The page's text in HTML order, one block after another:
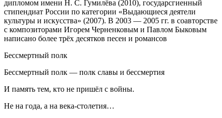
дипломом имени Н. С. Гумилёва (2010), государсгиенный
стипендиат России по категории «Выдающиеся деятели
культуры и искусства» (2007). В 2003 — 2005 гг. в соавторстве
с композиторами Игорем Черненковым и Павлом Быковым
написано более трёх десятков песен и романсов
Бессмертный полк
Бессмертный полк — полк славы и бессмертия
И память тем, кто не пришёл с войны.
Не на года, а на века-столетия…